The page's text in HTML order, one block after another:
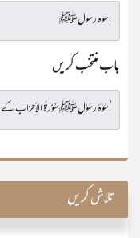
باب منتخب کریں
تلاش کریں